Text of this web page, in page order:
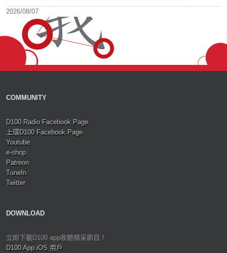
2026/08/07
COMMUNITY
D100 Radio Facebook Page
上環D100 Facebook Page
Youtube
e-shop
Patreon
TuneIn
Twitter
DOWNLOAD
立即下載D100 app收聽精采節目！
D100 App iOS 用戶